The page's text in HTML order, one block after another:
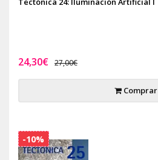
24,30€ 27,00€
Comprar
-10%